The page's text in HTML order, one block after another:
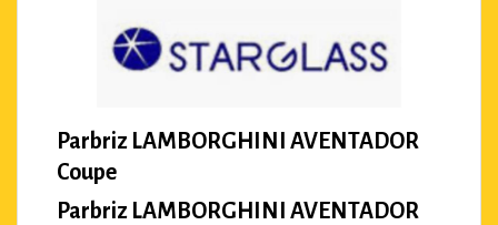
Parbriz LAMBORGHINI AVENTADOR
Coupe
Parbriz LAMBORGHINI AVENTADOR